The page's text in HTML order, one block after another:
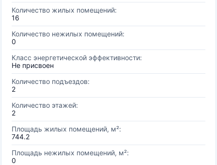
Количество жилых помещений:
16
Количество нежилых помещений:
0
Класс энергетической эффективности:
Не присвоен
Количество подъездов:
2
Количество этажей:
2
Площадь жилых помещений, м²:
744.2
Площадь нежилых помещений, м²:
0